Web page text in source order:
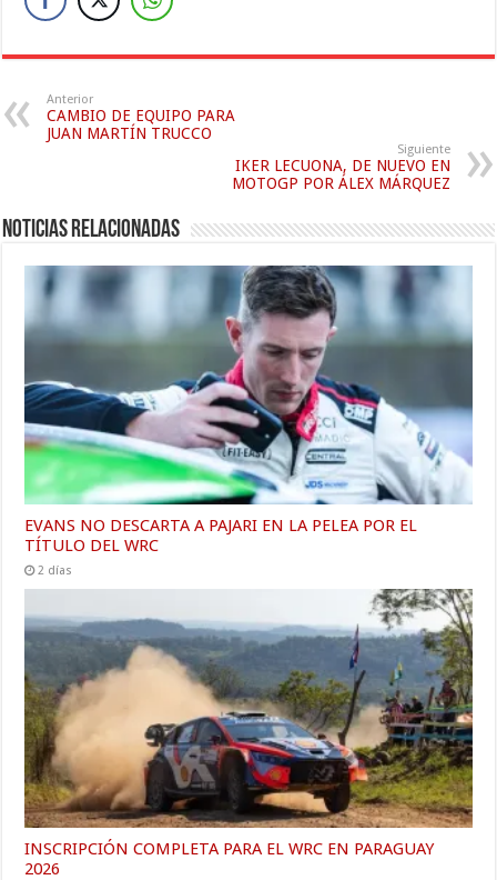
Anterior
CAMBIO DE EQUIPO PARA
JUAN MARTÍN TRUCCO
Siguiente
IKER LECUONA, DE NUEVO EN
MOTOGP POR ÁLEX MÁRQUEZ
Noticias relacionadas
EVANS NO DESCARTA A PAJARI EN LA PELEA POR EL
TÍTULO DEL WRC
2 días
INSCRIPCIÓN COMPLETA PARA EL WRC EN PARAGUAY
2026